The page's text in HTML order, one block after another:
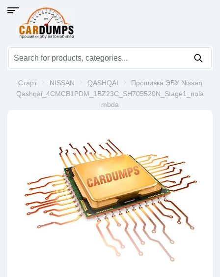
Старт NISSAN QASHQAI
Прошивка ЭБУ Nissan
Qashqai_4CMCB1PDM_1BZ23C_SH705520N_Stage1_nola
mbda